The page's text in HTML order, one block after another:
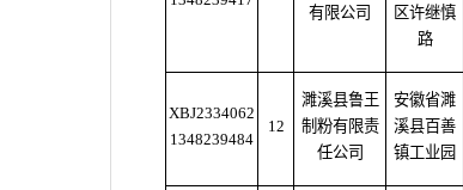
有限公司
区许继慎
路
XBJ2334062
1348239484
12
濉溪县鲁王
制粉有限责
任公司
安徽省濉
溪县百善
镇工业园